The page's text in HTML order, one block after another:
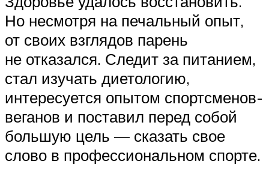
Но несмотря на печальный опыт,
от своих взглядов парень
не отказался. Следит за питанием,
стал изучать диетологию,
интересуется опытом спортсменов-
веганов и поставил перед собой
большую цель — сказать свое
слово в профессиональном спорте.